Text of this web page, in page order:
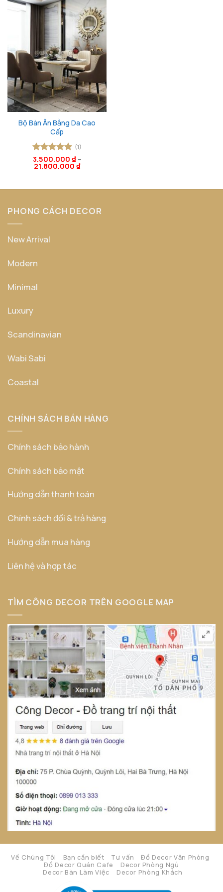
Bộ Bàn Ăn Bằng Da Cao
Cấp
Được xếp
hạng55
(1)
3.500.000 ₫–
21.800.000 ₫
PHONG CÁCH DECOR
New Arrival
Modern
Minimal
Luxury
Scandinavian
Wabi Sabi
Coastal
CHÍNH SÁCH BÁN HÀNG
Chính sách bảo hành
Chính sách bảo mật
Hướng dẫn thanh toán
Chính sách đổi & trả hàng
Hướng dẫn mua hàng
Liên hệ và hợp tác
TÌM CÔNG DECOR TRÊN GOOGLE MAP
Về Chúng Tôi Bạn cần biết Tư vấn
Đồ Decor Văn Phòng
Đồ Decor Quán Cafe
Decor Phòng Ngủ
Decor Bàn Làm Việc
Decor Phòng Khách